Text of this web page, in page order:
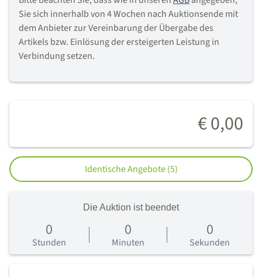
€ 0,00
Identische Angebote (5)
Die Auktion ist beendet
0
Stunden
0
Minuten
0
Sekunden
Sie sich innerhalb von 4 Wochen nach Auktionsende mit
dem Anbieter zur Vereinbarung der Übergabe des
Artikels bzw. Einlösung der ersteigerten Leistung in
Verbindung setzen.